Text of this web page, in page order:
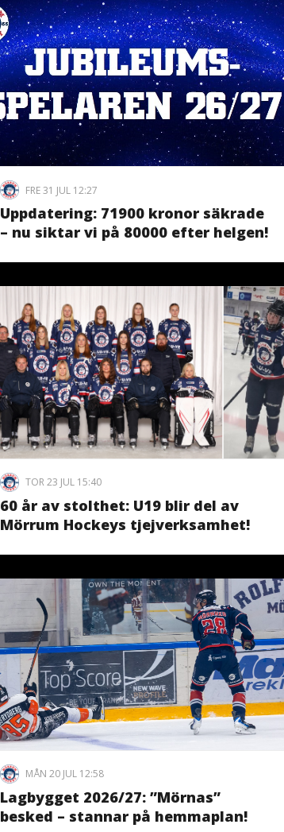
FRE 31 JUL 12:27
Uppdatering: 71900 kronor säkrade
– nu siktar vi på 80000 efter helgen!
TOR 23 JUL 15:40
60 år av stolthet: U19 blir del av
Mörrum Hockeys tjejverksamhet!
MÅN 20 JUL 12:58
Lagbygget 2026/27: ”Mörnas”
besked – stannar på hemmaplan!